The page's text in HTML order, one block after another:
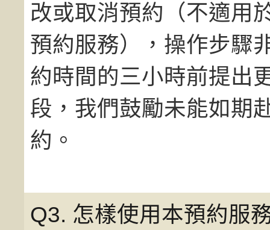
改或取消預約（不適用
預約服務），操作步驟
約時間的三小時前提出
段，我們鼓勵未能如期
約。
Q3. 怎樣使用本預約服